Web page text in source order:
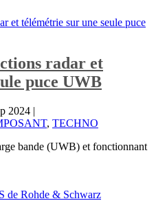
radar et
puce UWB
2024 |
, TECHNO
bande (UWB) et fonctionnant